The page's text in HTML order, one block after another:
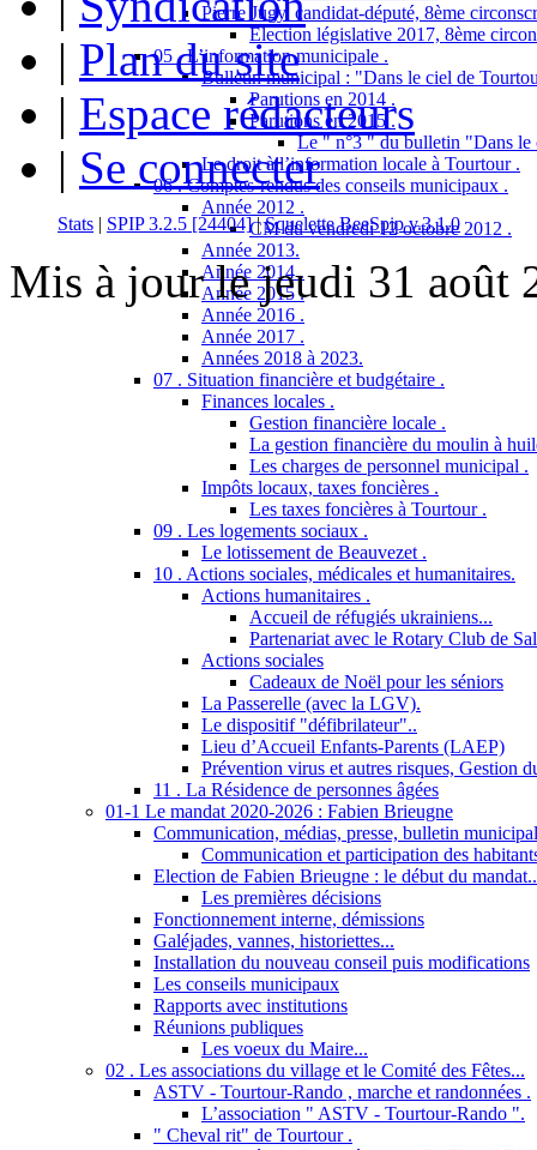
Pierre Jugy, candidat-député, 8ème
Election législative 2017, 8ème
05 . L’information municipale .
Bulletin municipal : "Dans le ciel de
Parutions en 2014 .
Parutions en 2015 .
Le " n°3 " du bulletin "Dans le
Le droit à l’information locale à Tourtour .
06 . Comptes-rendus des conseils municipaux .
Année 2012 .
CM du vendredi 12 octobre 2012 .
Année 2013.
Année 2014 .
Année 2015 .
Année 2016 .
Année 2017 .
Années 2018 à 2023.
07 . Situation financière et budgétaire .
Finances locales .
Gestion financière locale .
La gestion financière du moulin à
Les charges de personnel municipal .
Impôts locaux, taxes foncières .
Les taxes foncières à Tourtour .
09 . Les logements sociaux .
Le lotissement de Beauvezet .
10 . Actions sociales, médicales et humanitaires.
Actions humanitaires .
Accueil de réfugiés ukrainiens...
Partenariat avec le Rotary Club de
Actions sociales
Cadeaux de Noël pour les séniors
La Passerelle (avec la LGV).
Le dispositif "défibrilateur"..
Lieu d’Accueil Enfants-Parents (LAEP)
Prévention virus et autres risques, Gestion
11 . La Résidence de personnes âgées
01-1 Le mandat 2020-2026 : Fabien Brieugne
Communication, médias, presse, bulletin
Communication et participation des
Election de Fabien Brieugne : le début du
Les premières décisions
Fonctionnement interne, démissions
Galéjades, vannes, historiettes...
Installation du nouveau conseil puis modifications
Les conseils municipaux
Rapports avec institutions
Réunions publiques
Les voeux du Maire...
02 . Les associations du village et le Comité des Fêtes...
ASTV - Tourtour-Rando , marche et randonnées .
L’association " ASTV - Tourtour-Rando ".
" Cheval rit" de Tourtour .
| Plan du site
| Espace rédacteurs
| Se connecter
Stats | SPIP 3.2.5 [24404]|Squelette BeeSpip v.3.1.0
Mis à jour le jeudi 31 août